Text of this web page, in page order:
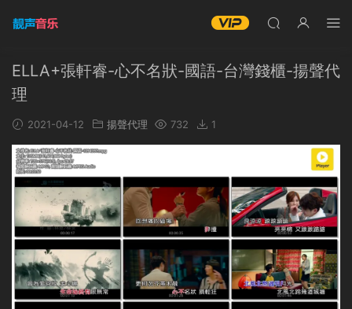
ELLA+張軒睿-心不名狀-國語-台灣錢櫃-揚聲代
理
2021-04-12 揚聲代理 732 1